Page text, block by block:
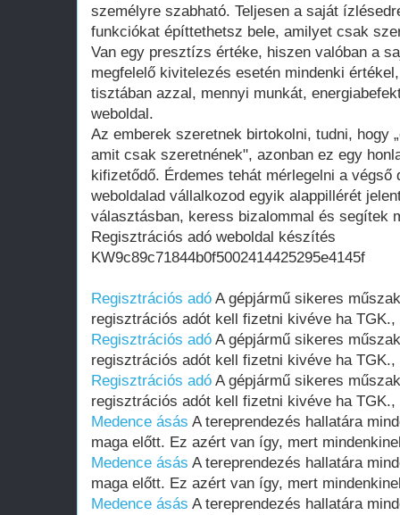
személyre szabható. Teljesen a saját
funkciókat építtethetsz bele, amilyet csak
Van egy presztízs értéke, hiszen valóban a
megfelelő kivitelezés esetén mindenki
tisztában azzal, mennyi munkát,
weboldal.
Az emberek szeretnek birtokolni, tudni, hogy
amit csak szeretnének", azonban ez egy
kifizetődő. Érdemes tehát mérlegelni a végső
weboldalad vállalkozod egyik alappillérét
választásban, keress bizalommal és segítek
Regisztrációs adó weboldal készítés
KW9c89c71844b0f5002414425295e4145f
Regisztrációs adó A gépjármű sikeres
regisztrációs adót kell fizetni kivéve ha
Regisztrációs adó A gépjármű sikeres
regisztrációs adót kell fizetni kivéve ha
Regisztrációs adó A gépjármű sikeres
regisztrációs adót kell fizetni kivéve ha
Medence ásás A tereprendezés hallatára
maga előtt. Ez azért van így, mert
Medence ásás A tereprendezés hallatára
maga előtt. Ez azért van így, mert
Medence ásás A tereprendezés hallatára